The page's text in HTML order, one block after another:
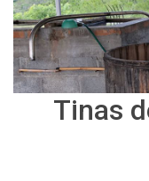
Tinas